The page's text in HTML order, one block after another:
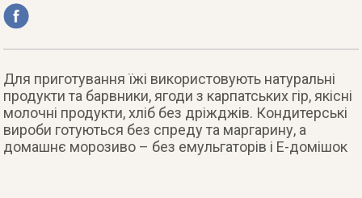
Для приготування їжі використовують натуральні
продукти та барвники, ягоди з карпатських гір, якісні
молочні продукти, хліб без дріжджів. Кондитерські
вироби готуються без спреду та маргарину, а
домашнє морозиво – без емульгаторів і Е-домішок